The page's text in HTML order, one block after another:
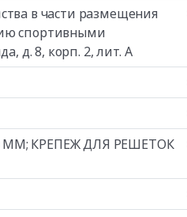
в части размещения
спортивными
д. 8, корп. 2, лит. А
ММ; КРЕПЕЖ ДЛЯ РЕШЕТОК